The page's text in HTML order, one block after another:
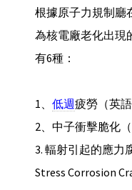
根據原子力規制廳
為核電廠老化出現
有6種：
1、 低週疲勞（英
2、中子衝擊脆化
3. 輻射引起的應力
Stress Corrosion